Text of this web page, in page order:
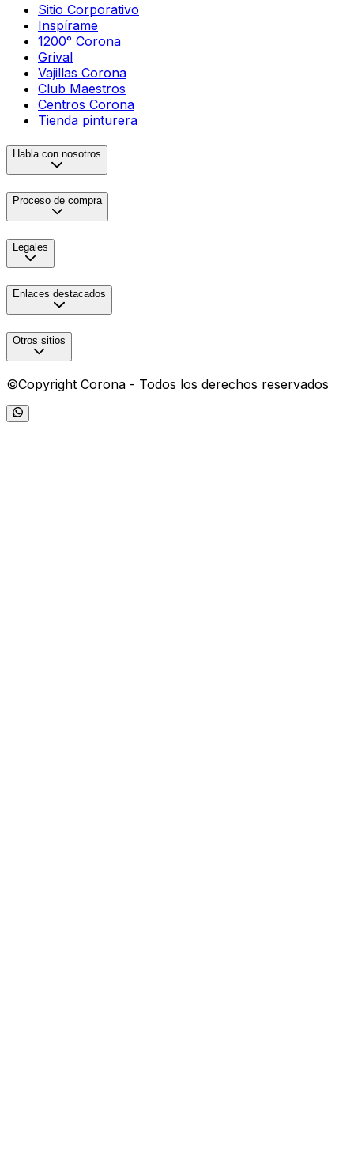
Sitio Corporativo
Inspírame
1200° Corona
Grival
Vajillas Corona
Club Maestros
Centros Corona
Tienda pinturera
Habla con nosotros
Proceso de compra
Legales
Enlaces destacados
Otros sitios
©Copyright Corona - Todos los derechos reservados